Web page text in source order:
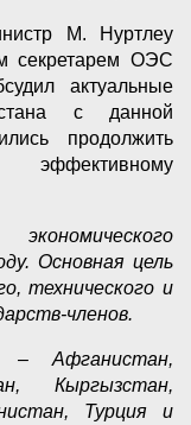
М. Нуртлеу
секретарем ОЭС
актуальные
с данной
продолжить
Основная цель
технического и
членов.
Афганистан,
Кыргызстан,
Турция и